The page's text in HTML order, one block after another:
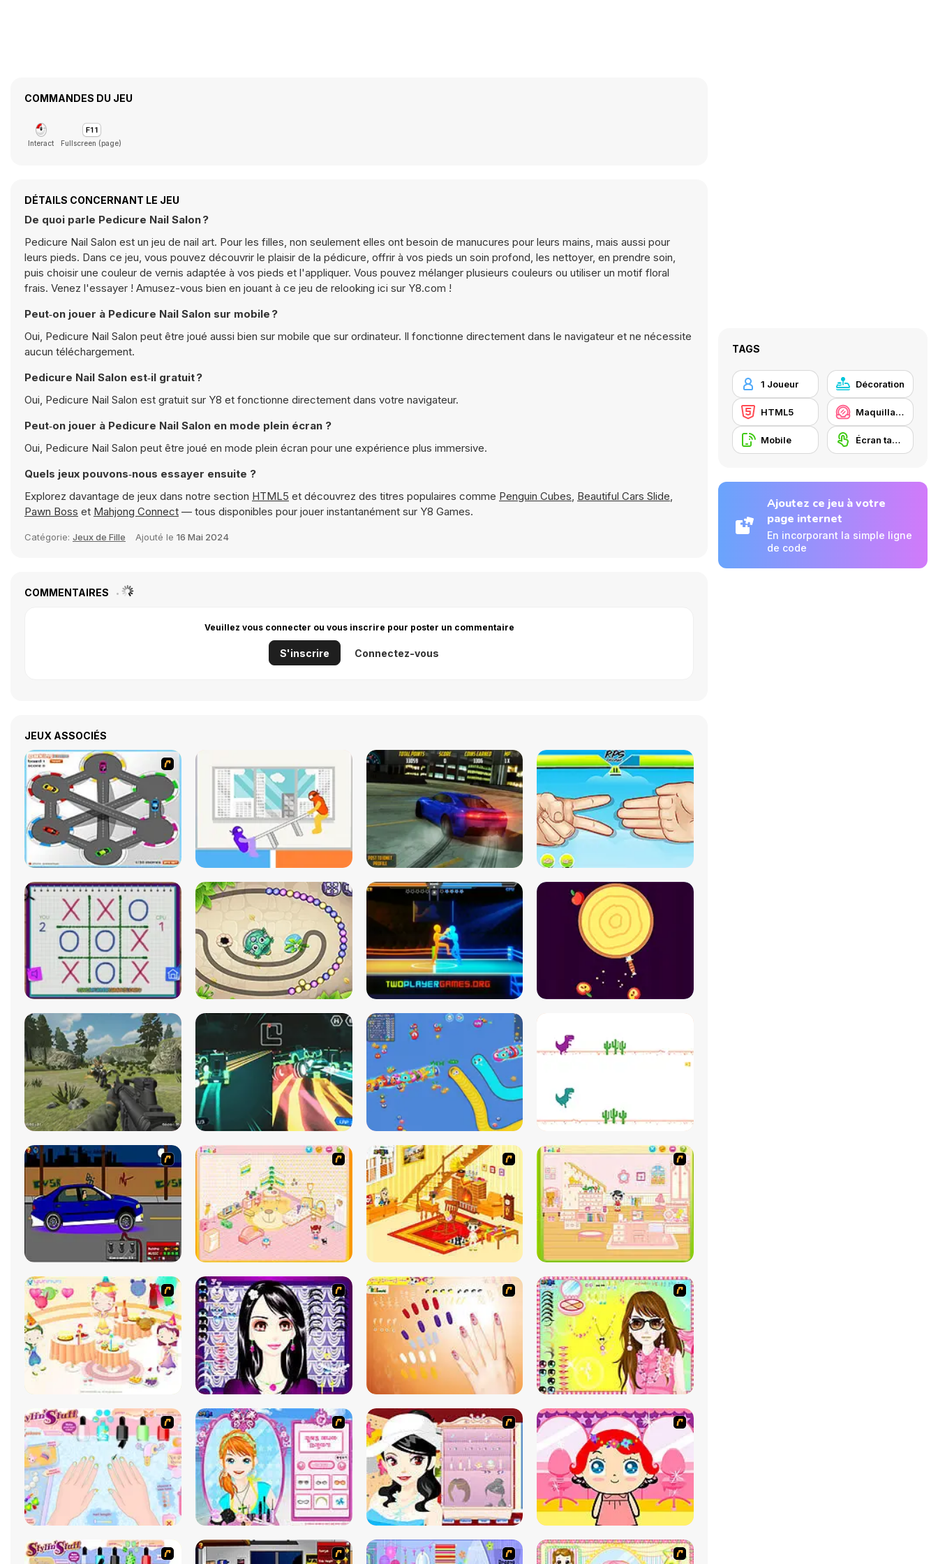
COMMANDES DU JEU
Interact Fullscreen (page)
DÉTAILS CONCERNANT LE JEU
De quoi parle Pedicure Nail Salon ?
Pedicure Nail Salon est un jeu de nail art. Pour les filles, non seulement elles ont besoin de manucures pour leurs mains, mais aussi pour
leurs pieds. Dans ce jeu, vous pouvez découvrir le plaisir de la pédicure, offrir à vos pieds un soin profond, les nettoyer, en prendre soin,
puis choisir une couleur de vernis adaptée à vos pieds et l'appliquer. Vous pouvez mélanger plusieurs couleurs ou utiliser un motif floral
frais. Venez l'essayer ! Amusez-vous bien en jouant à ce jeu de relooking ici sur Y8.com !
Peut‑on jouer à Pedicure Nail Salon sur mobile ?
Oui, Pedicure Nail Salon peut être joué aussi bien sur mobile que sur ordinateur. Il fonctionne directement dans le navigateur et ne nécessite
aucun téléchargement.
Pedicure Nail Salon est‑il gratuit ?
Oui, Pedicure Nail Salon est gratuit sur Y8 et fonctionne directement dans votre navigateur.
Peut‑on jouer à Pedicure Nail Salon en mode plein écran ?
Oui, Pedicure Nail Salon peut être joué en mode plein écran pour une expérience plus immersive.
Quels jeux pouvons‑nous essayer ensuite ?
Explorez davantage de jeux dans notre section HTML5 et découvrez des titres populaires comme Penguin Cubes, Beautiful Cars Slide,
Pawn Boss et Mahjong Connect — tous disponibles pour jouer instantanément sur Y8 Games.
Catégorie: Jeux de Fille Ajouté le 16 Mai 2024
COMMENTAIRES
Veuillez vous connecter ou vous inscrire pour poster un commentaire
S'inscrire Connectez-vous
JEUX ASSOCIÉS
TAGS
1 Joueur Décoration
HTML5 Maquillage / Relooking
Mobile Écran tactile
Ajoutez ce jeu à votre
page internet
En incorporant la simple ligne
de code